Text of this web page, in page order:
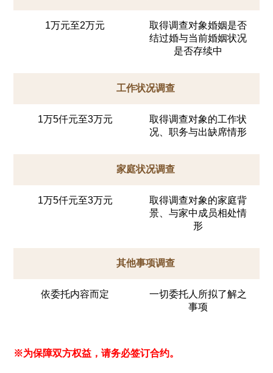
1万元至2万元
取得调查对象婚姻是否
结过婚与当前婚姻状况
是否存续中
工作状况调查
1万5仟元至3万元
取得调查对象的工作状
况、职务与出缺席情形
家庭状况调查
1万5仟元至3万元
取得调查对象的家庭背
景、与家中成员相处情
形
其他事项调查
依委托内容而定
一切委托人所拟了解之
事项
※为保障双方权益，请务必签订合约。